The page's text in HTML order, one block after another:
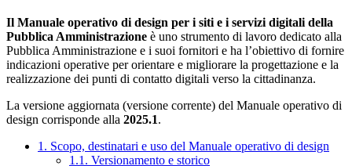
Il Manuale operativo di design per i siti e i servizi digitali della
Pubblica Amministrazione è uno strumento di lavoro dedicato alla
Pubblica Amministrazione e i suoi fornitori e ha l’obiettivo di fornire
indicazioni operative per orientare e migliorare la progettazione e la
realizzazione dei punti di contatto digitali verso la cittadinanza.
La versione aggiornata (versione corrente) del Manuale operativo di
design corrisponde alla 2025.1.
1. Scopo, destinatari e uso del Manuale operativo di design
1.1. Versionamento e storico